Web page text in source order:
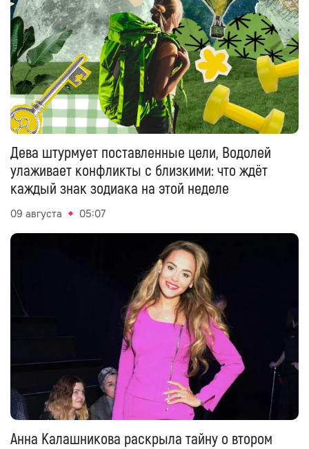
Дева штурмует поставленные цели, Водолей
улаживает конфликты с близкими: что ждёт
каждый знак зодиака на этой неделе
09 августа 05:07
Анна Калашникова раскрыла тайну о втором